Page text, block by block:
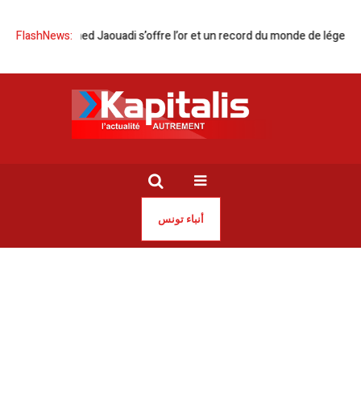
FlashNews:
| Ahmed Jaouadi s’offre l’or et un record du monde de légende en
أنباء تونس